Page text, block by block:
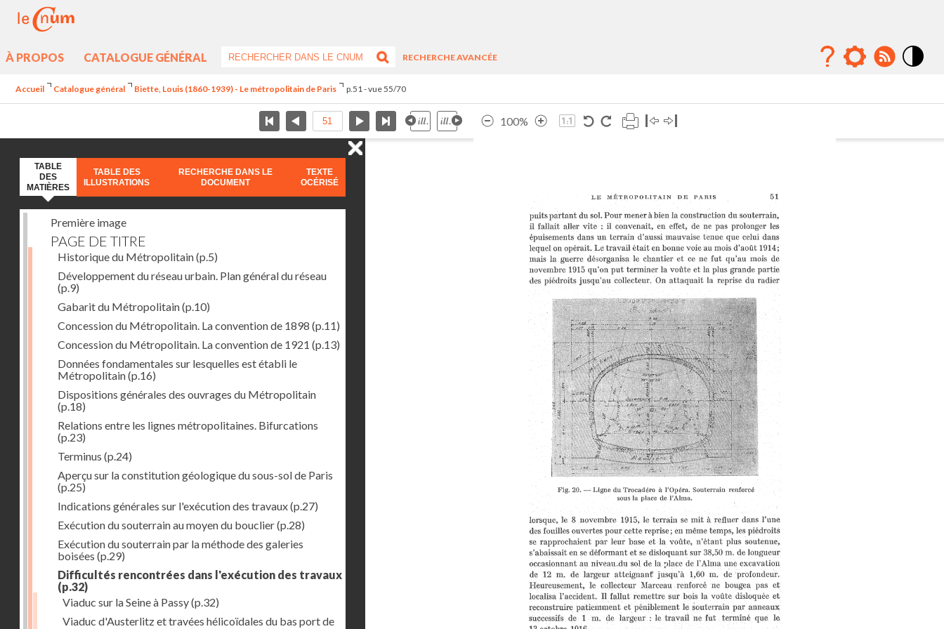
À PROPOS CATALOGUE GÉNÉRAL
RECHERCHE AVANCÉE
Accueil Catalogue général Biette, Louis (1860-1939) - Le métropolitain de Paris p.51 - vue 55/70
100%
TABLE
DES
MATIÈRES
TABLE DES
ILLUSTRATIONS
RECHERCHE DANS LE
DOCUMENT
TEXTE
OCÉRISÉ
Première image
PAGE DE TITRE
Historique du Métropolitain(p.5)
Développement du réseau urbain. Plan général du réseau
(p.9)
Gabarit du Métropolitain(p.10)
Concession du Métropolitain. La convention de 1898 (p.11)
Concession du Métropolitain. La convention de 1921 (p.13)
Données fondamentales sur lesquelles est établi le
Métropolitain(p.16)
Dispositions générales des ouvrages du Métropolitain
(p.18)
Relations entre les lignes métropolitaines. Bifurcations
(p.23)
Terminus (p.24)
Aperçu sur la constitution géologique du sous-sol de Paris
(p.25)
Indications générales sur l'exécution des travaux(p.27)
Exécution du souterrain au moyen du bouclier(p.28)
Exécution du souterrain par la méthode des galeries
boisées (p.29)
Difficultés rencontrées dans l'exécution des travaux
(p.32)
Viaduc sur la Seine à Passy(p.32)
Viaduc d'Austerlitz et travées hélicoïdales du bas port de